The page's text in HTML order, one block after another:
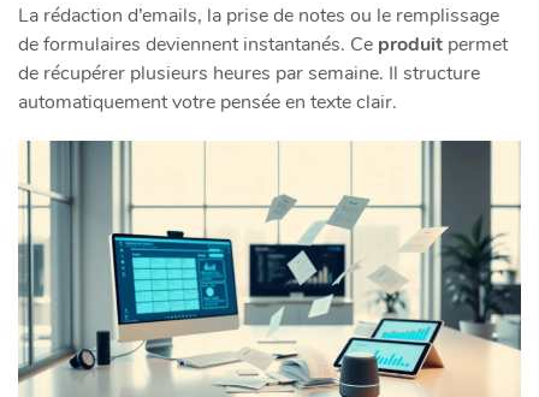
La rédaction d’emails, la prise de notes ou le remplissage
de formulaires deviennent instantanés. Ce produit permet
de récupérer plusieurs heures par semaine. Il structure
automatiquement votre pensée en texte clair.